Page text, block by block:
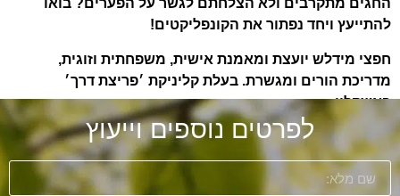
החגים מתקרבים ולא הצלחתם לגשר על הפערים? בואו
להתייעץ ויחד נפתור את הקונפליקטים!
חפצי מידלש יועצת ומאמנת אישית, משפחתית וזוגית,
מדריכת הורים ומגשרת. בעלת קליניקת ׳פריצת דרך׳
באשקלון.
לפרטים נוספים וייעוץ